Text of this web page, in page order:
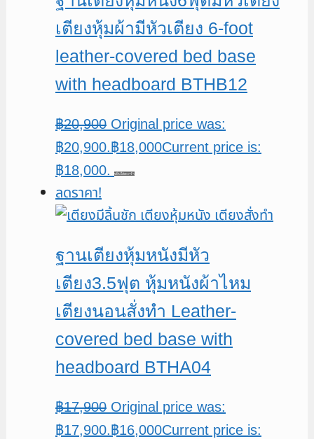
เตียงหุ้มผ้ามีหัวเตียง 6-foot
leather-covered bed base
with headboard BTHB12
฿20,900 Original price was:
฿20,900.฿18,000Current price is:
฿18,000.
หยิบใส่ตะกร้า
ลดราคา!
ฐานเตียงหุ้มหนังมีหัว
เตียง3.5ฟุต หุ้มหนังผ้าไหม
เตียงนอนสั่งทำ Leather-
covered bed base with
headboard BTHA04
฿17,900 Original price was:
฿17,900.฿16,000Current price is: